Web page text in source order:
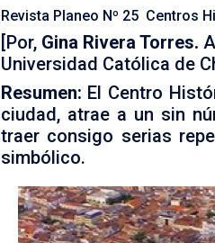
Revista Planeo Nº 25 Centros
[Por, Gina Rivera Torres.
Universidad Católica de
Resumen: El Centro
ciudad, atrae a un sin
traer consigo serias
simbólico.